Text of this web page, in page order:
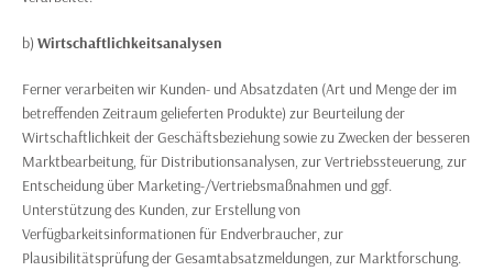
b) Wirtschaftlichkeitsanalysen
Ferner verarbeiten wir Kunden- und Absatzdaten (Art und Menge der im
betreffenden Zeitraum gelieferten Produkte) zur Beurteilung der
Wirtschaftlichkeit der Geschäftsbeziehung sowie zu Zwecken der besseren
Marktbearbeitung, für Distributionsanalysen, zur Vertriebssteuerung, zur
Entscheidung über Marketing-/Vertriebsmaßnahmen und ggf.
Unterstützung des Kunden, zur Erstellung von
Verfügbarkeitsinformationen für Endverbraucher, zur
Plausibilitätsprüfung der Gesamtabsatzmeldungen, zur Marktforschung.